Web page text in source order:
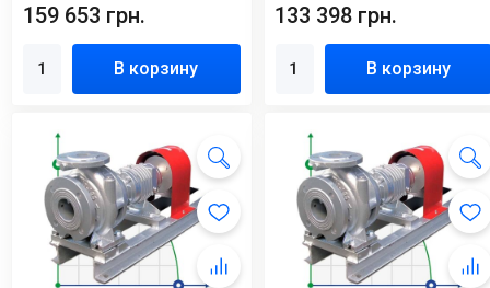
159 653 грн.
В корзину
133 398 грн.
В корзину